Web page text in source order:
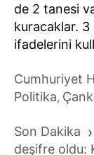
de 2 tanesi
kuracaklar.
ifadelerini
Cumhuriyet
Politika,
Son Dakika ›
deşifre oldu: